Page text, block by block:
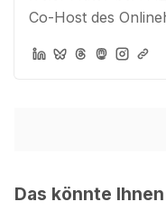
Co-Host des
Das könnte